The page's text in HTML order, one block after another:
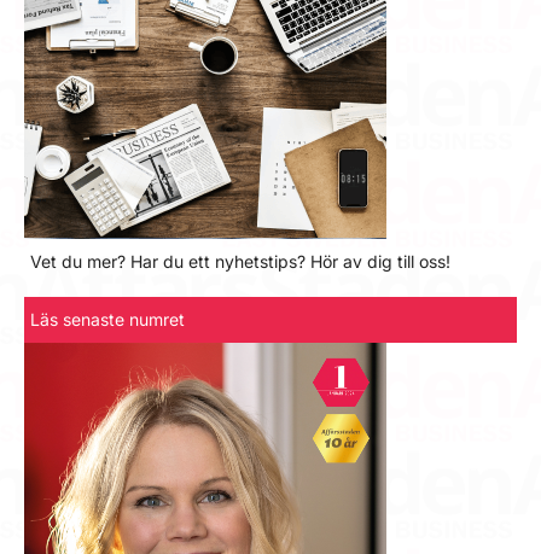
Vet du mer? Har du ett nyhetstips? Hör av dig till oss!
Läs senaste numret